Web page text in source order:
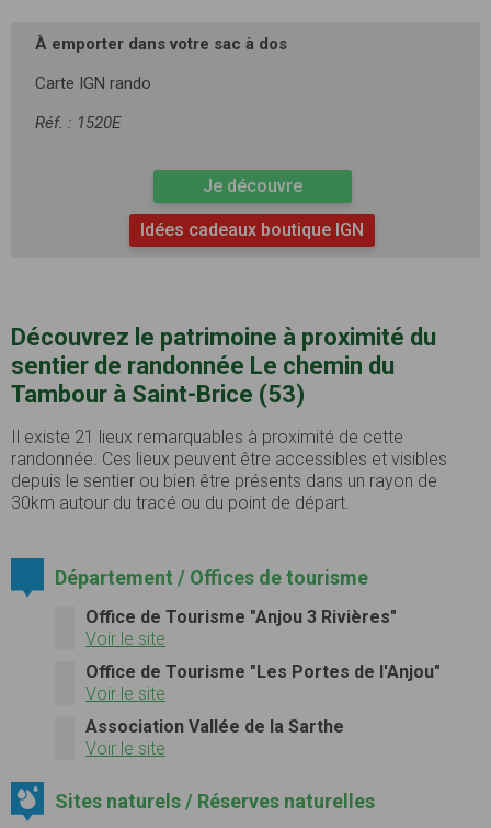
À emporter dans votre sac à dos
Carte IGN rando
Réf. : 1520E
Je découvre
Idées cadeaux boutique IGN
Découvrez le patrimoine à proximité du
sentier de randonnée Le chemin du
Tambour à Saint-Brice (53)
Il existe 21 lieux remarquables à proximité de cette
randonnée. Ces lieux peuvent être accessibles et visibles
depuis le sentier ou bien être présents dans un rayon de
30km autour du tracé ou du point de départ.
Département / Offices de tourisme
Office de Tourisme "Anjou 3 Rivières"
Voir le site
Office de Tourisme "Les Portes de l'Anjou"
Voir le site
Association Vallée de la Sarthe
Voir le site
Sites naturels / Réserves naturelles